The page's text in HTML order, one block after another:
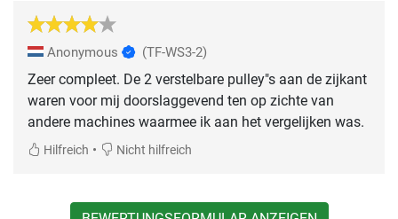
Anonymous (TF-WS3-2)
Zeer compleet. De 2 verstelbare pulley"s aan de zijkant
waren voor mij doorslaggevend ten op zichte van
andere machines waarmee ik aan het vergelijken was.
Hilfreich • Nicht hilfreich